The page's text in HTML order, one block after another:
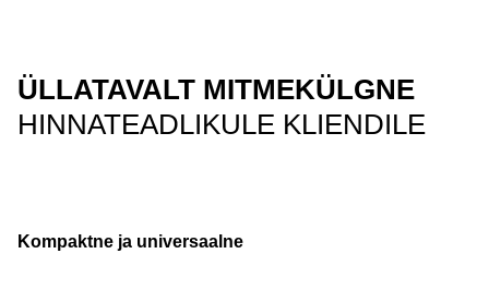
ÜLLATAVALT MITMEKÜLGNE
HINNATEADLIKULE KLIENDILE
Kompaktne ja universaalne